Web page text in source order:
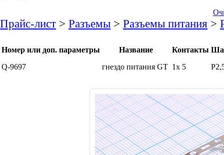
Прайс-лист > Разъемы > Разъемы питания >
Номер или доп. параметры Название Контакты
Q-9697
гнездо питания GT 1x 5